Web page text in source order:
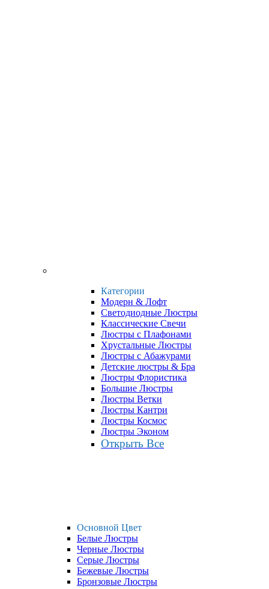
Категории
Модерн & Лофт
Светодиодные Люстры
Классические Свечи
Люстры с Плафонами
Хрустальные Люстры
Люстры с Абажурами
Детские люстры & Бра
Люстры Флористика
Большие Люстры
Люстры Ветки
Люстры Кантри
Люстры Космос
Люстры Эконом
Открыть Все
Основной Цвет
Белые Люстры
Черные Люстры
Серые Люстры
Бежевые Люстры
Бронзовые Люстры